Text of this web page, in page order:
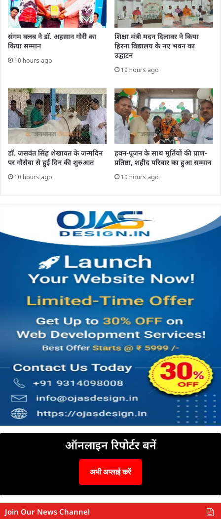
संगम क्लब ने डॉ. अहसान गौरी का
किया सम्मान
10 hours ago
शिक्षा मंत्री मदन दिलावर ने किया
हिरना विद्यालय के नए भवन का
उद्घाटन
10 hours ago
डॉ. जसवंत सिंह शेखावत के जन्मदिन
पर गौसेवा से हुई दिन की शुरुआत
10 hours ago
हवन-पूजन के साथ मूर्तियों की प्राण-
प्रतिष्ठा, शहीद परिवार का हुआ सम्मान
10 hours ago
ऑनलाइन रिपोर्टर बनें
अभी अप्लाई करें
Join Our News Channel